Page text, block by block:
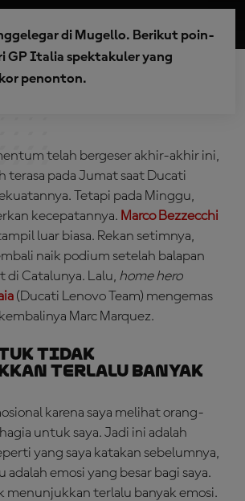
di Mugello. Berikut poin-
GP Italia spektakuler yang
penonton.
telah bergeser akhir-akhir ini,
terasa pada Jumat saat Ducati
Tetapi pada Minggu,
kecepatannya. Marco Bezzecchi
luar biasa. Rekan setimnya,
naik podium setelah balapan
di Catalunya. Lalu, home hero
(Ducati Lenovo Team) mengemas
Marc Marquez.
Tidak
Terlalu Banyak
karena saya melihat orang-
untuk saya. Jadi ini adalah
yang saya katakan sebelumnya,
adalah emosi yang besar bagi saya.
menunjukkan terlalu banyak emosi.